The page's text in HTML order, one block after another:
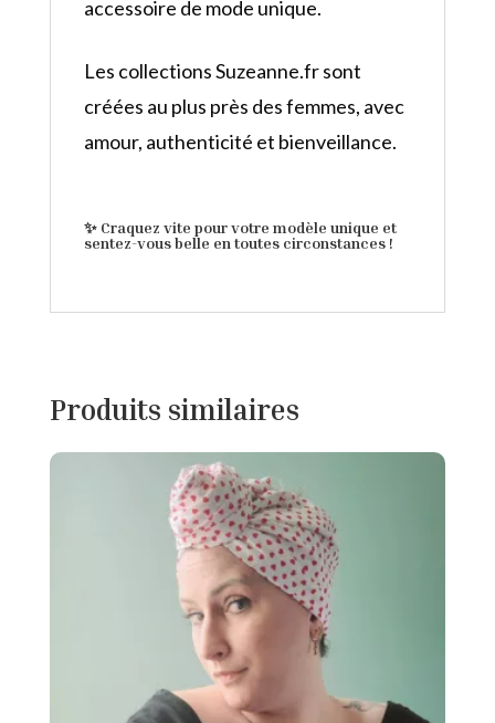
accessoire de mode unique.
Les collections Suzeanne.fr sont
créées au plus près des femmes, avec
amour, authenticité et bienveillance.
✨ Craquez vite pour votre modèle unique et
sentez-vous belle en toutes circonstances !
Produits similaires